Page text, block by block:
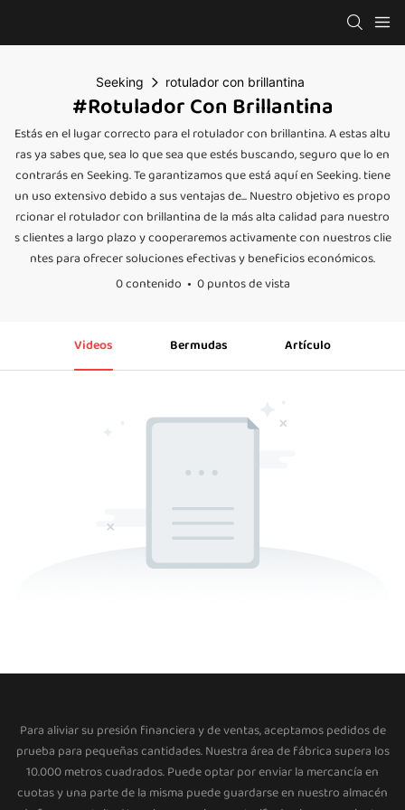
Seeking rotulador con brillantina
#rotulador Con Brillantina
Estás en el lugar correcto para el rotulador con brillantina. A estas altu
ras ya sabes que, sea lo que sea que estés buscando, seguro que lo en
contrarás en Seeking. Te garantizamos que está aquí en Seeking. tiene
un uso extensivo debido a sus ventajas de... Nuestro objetivo es propo
rcionar el rotulador con brillantina de la más alta calidad para nuestro
s clientes a largo plazo y cooperaremos activamente con nuestros clie
ntes para ofrecer soluciones efectivas y beneficios económicos.
0 contenido
0 puntos de vista
Videos Bermudas Artículo
Para aliviar su presión financiera y de ventas, aceptamos pedidos de
prueba para pequeñas cantidades. Nuestra área de fábrica supera los
10.000 metros cuadrados. Puede optar por enviar la mercancía en
cuotas y una parte de la misma puede guardarse en nuestro almacén